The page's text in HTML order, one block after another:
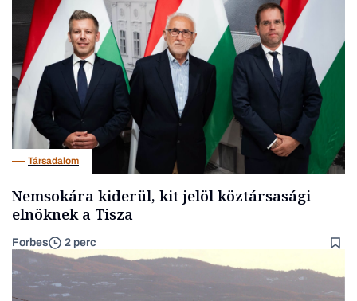
Társadalom
Nemsokára kiderül, kit jelöl köztársasági
elnöknek a Tisza
Forbes 2 perc